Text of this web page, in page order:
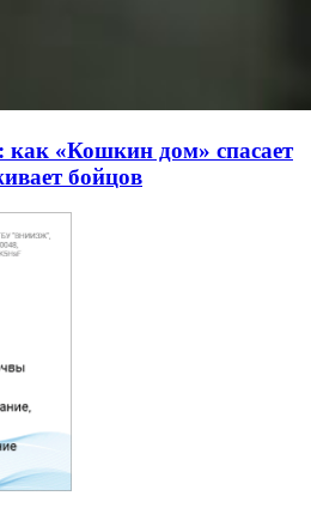
«Кошкин дом» спасает
бойцов